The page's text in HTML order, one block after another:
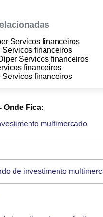
Servicos financeiros
Servicos financeiros
Servicos financeiros
financeiros
Servicos financeiros
Onde Fica:
multimercado
de investimento